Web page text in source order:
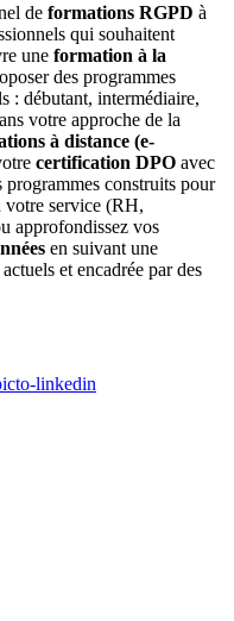
de formations RGPD à
qui souhaitent
une formation à la
des programmes
: débutant, intermédiaire,
votre approche de la
à distance (e-
certification DPO avec
programmes construits pour
service (RH,
approfondissez vos
en suivant une
et encadrée par des